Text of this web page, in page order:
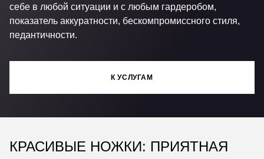
себе в любой ситуации и с любым гардеробом,
показатель аккуратности, бескомпромиссного стиля,
педантичности.
К УСЛУГАМ
КРАСИВЫЕ НОЖКИ: ПРИЯТНАЯ